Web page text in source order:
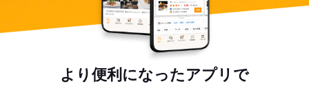
より便利になったアプリで